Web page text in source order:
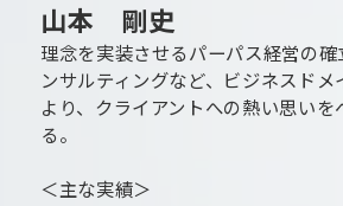
山本 剛史
理念を実装させるパーパス経営の
ンサルティングなど、ビジネスド
より、クライアントへの熱い思い
る。
＜主な実績＞